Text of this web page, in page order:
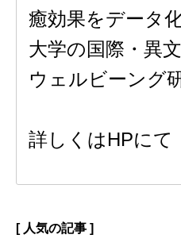
癒効果をデータ
大学の国際・異
ウェルビーング
詳しくはHPにて
[ 人気の記事 ]